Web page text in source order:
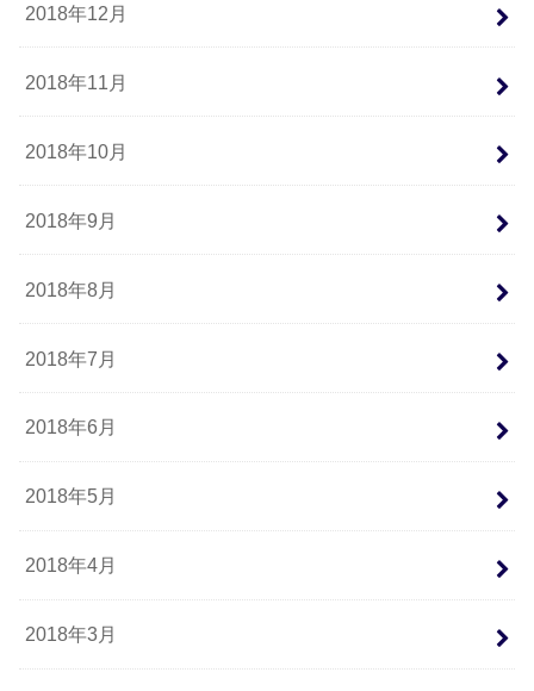
2018年12月
2018年11月
2018年10月
2018年9月
2018年8月
2018年7月
2018年6月
2018年5月
2018年4月
2018年3月